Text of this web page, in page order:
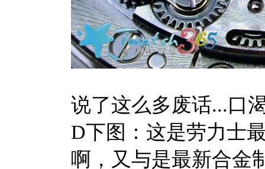
说了这么多废话...口
D下图：这是劳力士
啊，又与是最新合金